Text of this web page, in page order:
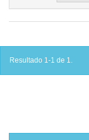
Resultado 1-1 de 1.